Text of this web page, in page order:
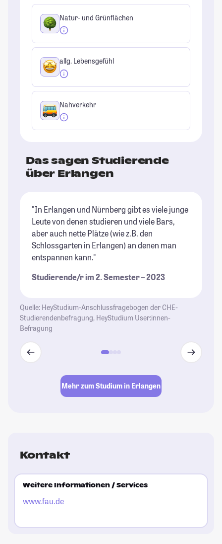
Natur- und Grünflächen
allg. Lebensgefühl
Nahverkehr
Das sagen Studierende
über Erlangen
"In Erlangen und Nürnberg gibt es viele junge
Leute von denen studieren und viele Bars,
aber auch nette Plätze (wie z.B. den
Schlossgarten in Erlangen) an denen man
entspannen kann."
Studierende/r im 2. Semester – 2023
Quelle: HeyStudium-Anschlussfragebogen der CHE-
Studierendenbefragung, HeyStudium User:innen-
Befragung
Mehr zum Studium in Erlangen
Kontakt
Weitere Informationen / Services
www.fau.de